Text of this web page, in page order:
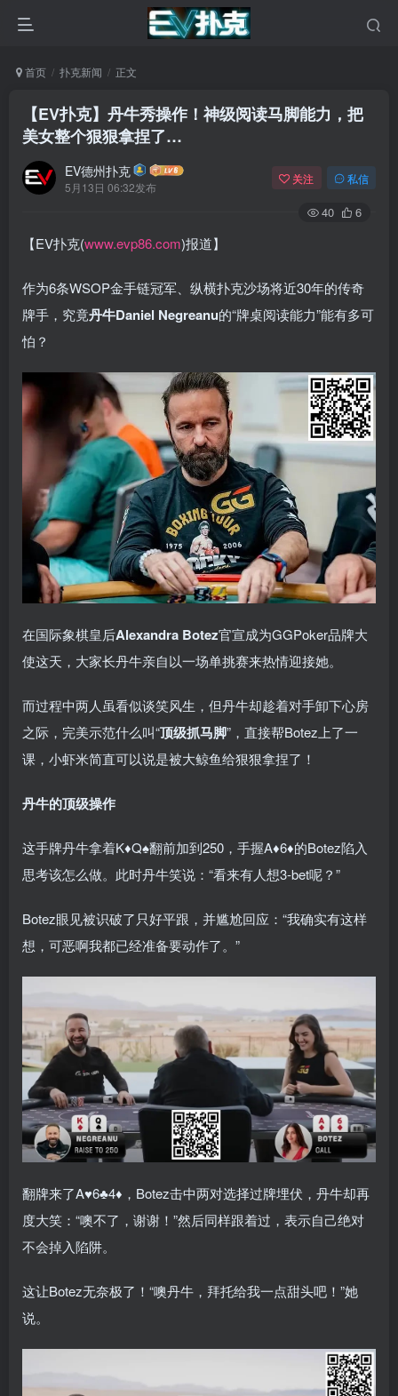
首页 扑克新闻 正文
【EV扑克】丹牛秀操作！神级阅读马脚能力，把
美女整个狠狠拿捏了…
EV德州扑克
5月13日 06:32发布
关注 私信
40 6
【EV扑克(www.evp86.com)报道】
作为6条WSOP金手链冠军、纵横扑克沙场将近30年的传奇
牌手，究竟丹牛Daniel Negreanu的“牌桌阅读能力”能有多可
怕？
在国际象棋皇后Alexandra Botez官宣成为GGPoker品牌大
使这天，大家长丹牛亲自以一场单挑赛来热情迎接她。
而过程中两人虽看似谈笑风生，但丹牛却趁着对手卸下心房
之际，完美示范什么叫“顶级抓马脚”，直接帮Botez上了一
课，小虾米简直可以说是被大鲸鱼给狠狠拿捏了！
丹牛的顶级操作
这手牌丹牛拿着K♦Q♠翻前加到250，手握A♦6♦的Botez陷入
思考该怎么做。此时丹牛笑说：“看来有人想3-bet呢？”
Botez眼见被识破了只好平跟，并尴尬回应：“我确实有这样
想，可恶啊我都已经准备要动作了。”
翻牌来了A♥6♣4♦，Botez击中两对选择过牌埋伏，丹牛却再
度大笑：“噢不了，谢谢！”然后同样跟着过，表示自己绝对
不会掉入陷阱。
这让Botez无奈极了！“噢丹牛，拜托给我一点甜头吧！”她
说。